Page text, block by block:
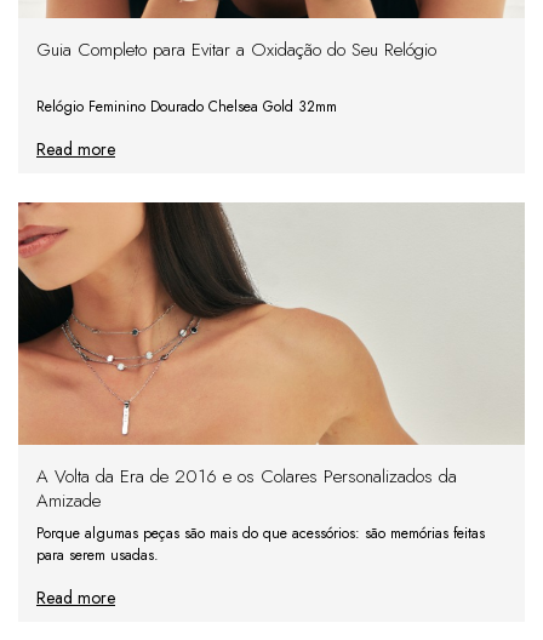
Guia Completo para Evitar a Oxidação do Seu Relógio
Relógio Feminino Dourado Chelsea Gold 32mm
Read more
A Volta da Era de 2016 e os Colares Personalizados da
Amizade
Porque algumas peças são mais do que acessórios: são memórias feitas
para serem usadas.
Read more